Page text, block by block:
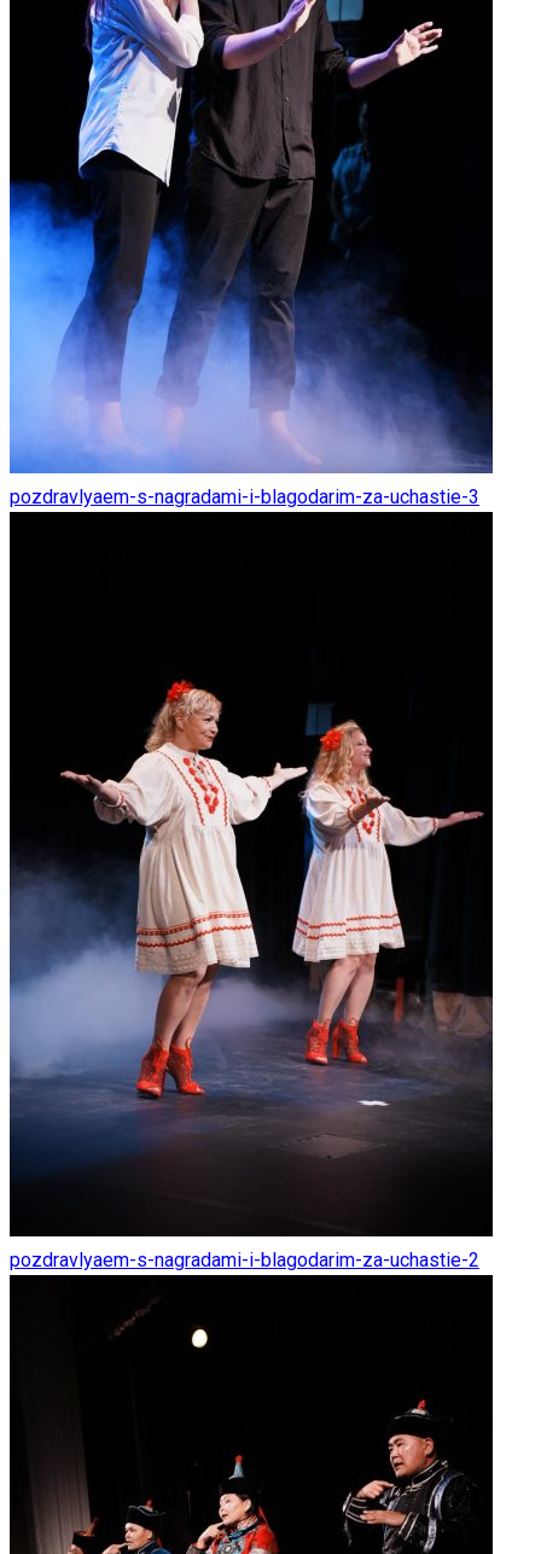
pozdravlyaem-s-nagradami-i-blagodarim-za-uchastie-3
pozdravlyaem-s-nagradami-i-blagodarim-za-uchastie-2